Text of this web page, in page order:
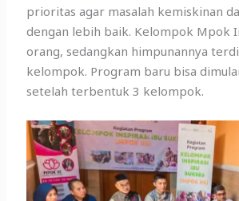
prioritas agar masalah kemiskinan
dengan lebih baik. Kelompok Mpok
orang, sedangkan himpunannya
kelompok. Program baru bisa
setelah terbentuk 3 kelompok.